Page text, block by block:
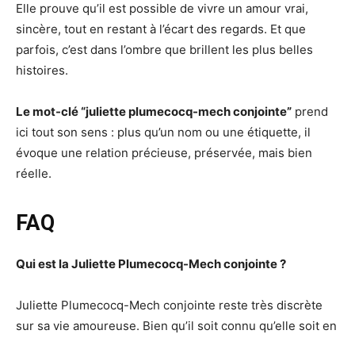
Elle prouve qu’il est possible de vivre un amour vrai,
sincère, tout en restant à l’écart des regards. Et que
parfois, c’est dans l’ombre que brillent les plus belles
histoires.
Le mot-clé “juliette plumecocq-mech conjointe” prend
ici tout son sens : plus qu’un nom ou une étiquette, il
évoque une relation précieuse, préservée, mais bien
réelle.
FAQ
Qui est la Juliette Plumecocq-Mech conjointe ?
Juliette Plumecocq-Mech conjointe reste très discrète
sur sa vie amoureuse. Bien qu’il soit connu qu’elle soit en